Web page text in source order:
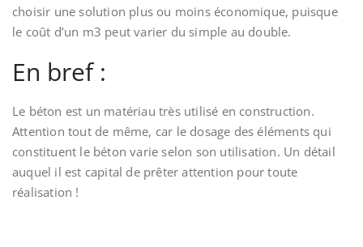
choisir une solution plus ou moins économique, puisque
le coût d’un m3 peut varier du simple au double.
En bref :
Le béton est un matériau très utilisé en construction.
Attention tout de même, car le dosage des éléments qui
constituent le béton varie selon son utilisation. Un détail
auquel il est capital de prêter attention pour toute
réalisation !